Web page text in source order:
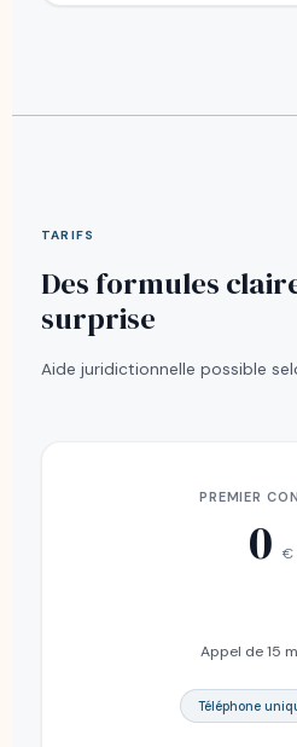
TARIFS
Des formules
surprise
Aide juridictionnelle possible
PREMIER
0 €
Appel de 15
Téléphone